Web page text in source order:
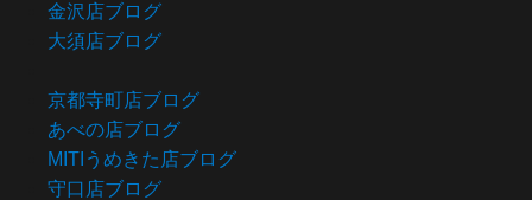
金沢店ブログ
大須店ブログ
京都寺町店ブログ
あべの店ブログ
MITIうめきた店ブログ
守口店ブログ